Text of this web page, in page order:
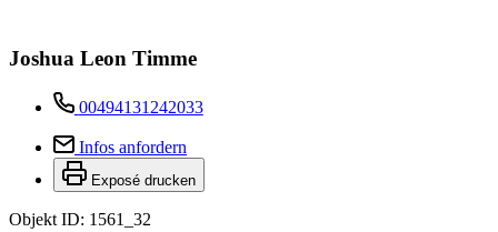
Joshua Leon Timme
00494131242033
Infos anfordern
Exposé drucken
Objekt ID: 1561_32